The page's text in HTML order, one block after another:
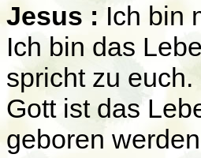
Jesus : Ich bin
Ich bin das
spricht zu euch.
Gott ist das
geboren